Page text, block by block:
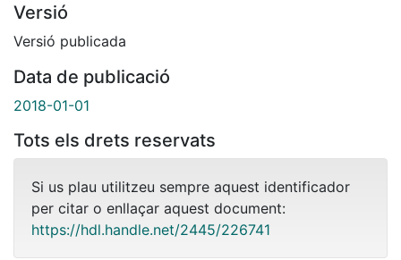
Versió
Versió publicada
Data de publicació
2018-01-01
Tots els drets reservats
Si us plau utilitzeu sempre aquest identificador
per citar o enllaçar aquest document:
https://hdl.handle.net/2445/226741